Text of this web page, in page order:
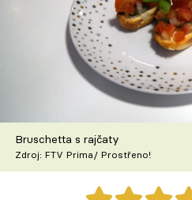
Články
TV Program
Škola vaření
Recepty z TV
Speciál: Cuketa
Bruschetta s rajčaty
Zdroj: FTV Prima/ Prostřeno!